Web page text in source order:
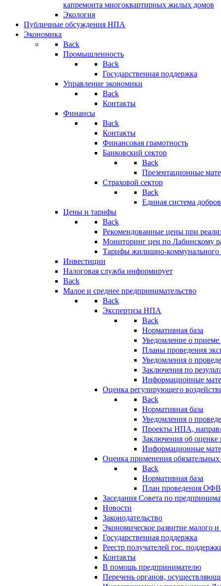
капремонта многоквартирных жилых домов
Экология
Публичные обсуждения НПА
Экономика
Back
Промышленность
Back
Государственная поддержка
Управление экономики
Back
Контакты
Финансы
Back
Контакты
Финансовая грамотность
Банковский сектор
Back
Презентационные
Страховой сектор
Back
Единая система
Цены и тарифы
Back
Рекомендованные цены при
Мониторинг цен по Лабинскому
Тарифы жилищно-коммунального
Инвестиции
Налоговая служба информирует
Back
Малое и среднее предпринимательство
Back
Экспертиза НПА
Back
Нормативная база
Уведомление о
Планы проведения
Уведомления о
Заключения по
Информационные
Оценка регулирующего
Back
Нормативная база
Уведомления о
Проекты НПА,
Заключения об
Информационные
Оценка применения
Back
Нормативная база
План проведения
Заседания Совета по
Новости
Законодательство
Экономическое развитие малого и
Государственная поддержка
Реестр получателей гос.
Контакты
В помощь предпринимателю
Перечень органов,